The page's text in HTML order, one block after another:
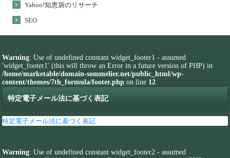
Yahoo!知恵袋のリサーチ
SEO
Warning: Use of undefined constant widget_footer1 - assumed
'widget_footer1' (this will throw an Error in a future version of PHP) in
/home/marketable/domain-sommelier.net/public_html/wp-
content/themes/7th_formula/footer.php on line 12
特定電子メール法に基づく表記
特定電子メール法に基づく表記
Warning: Use of undefined constant widget_footer2 - assumed